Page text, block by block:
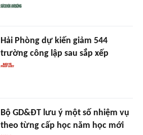
Hải Phòng dự kiến giảm 544
trường công lập sau sắp xếp
Bộ GD&ĐT lưu ý một số nhiệm vụ
theo từng cấp học năm học mới